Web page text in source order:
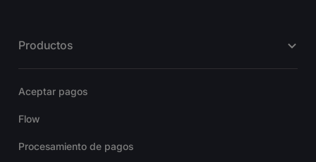
Productos
Aceptar pagos
Flow
Procesamiento de pagos